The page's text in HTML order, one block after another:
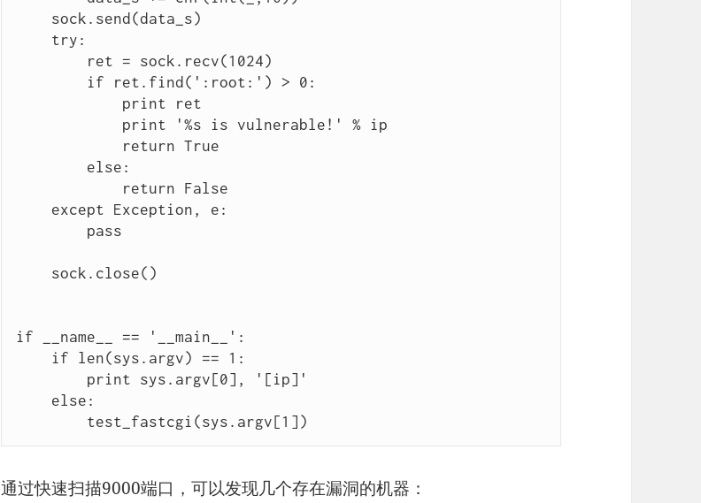
if __name__ == '__main__':
通过快速扫描9000端口，可以发现几个存在漏洞的机器：